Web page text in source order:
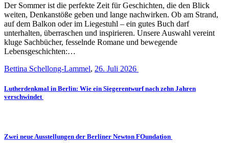
Der Sommer ist die perfekte Zeit für Geschichten, die den Blick
weiten, Denkanstöße geben und lange nachwirken. Ob am Strand,
auf dem Balkon oder im Liegestuhl – ein gutes Buch darf
unterhalten, überraschen und inspirieren. Unsere Auswahl vereint
kluge Sachbücher, fesselnde Romane und bewegende
Lebensgeschichten:…
Bettina Schellong-Lammel, 26. Juli 2026
Lutherdenkmal in Berlin: Wie ein Siegerentwurf nach zehn Jahren
verschwindet
Zwei neue Ausstellungen der Berliner Newton FOundation